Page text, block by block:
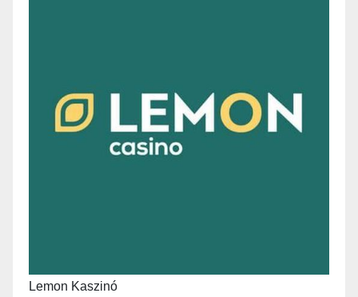
Lemon Kaszinó